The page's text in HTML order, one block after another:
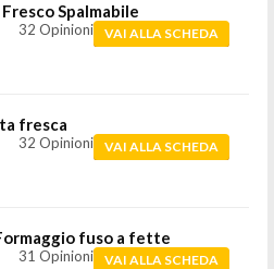
Spalmabile
32 Opinioni VAI ALLA SCHEDA
fresca
32 Opinioni VAI ALLA SCHEDA
fuso a fette
31 Opinioni VAI ALLA SCHEDA